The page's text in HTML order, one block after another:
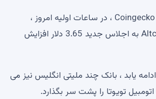
براساس داده های Coingecko ، در ساعات اولیه امروز ،
قیمت محبوب Altcoin به اجلاس جدید 3.65 دلار افزایش
اگر تظاهرات XRP ادامه یابد ، بانک چند ملیتی انگلیس نیز می